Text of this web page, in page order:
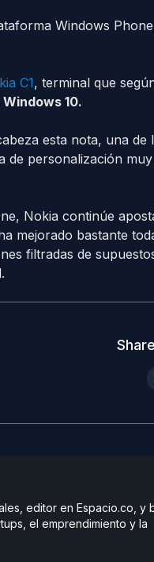
Windows
C1, terminal que
Windows 10.
esta nota, una de
de personalización
Nokia continúe
mejorado bastante
filtradas de
editor en Espacio.co, y
el emprendimiento y la